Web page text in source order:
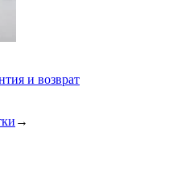
и возврат
→